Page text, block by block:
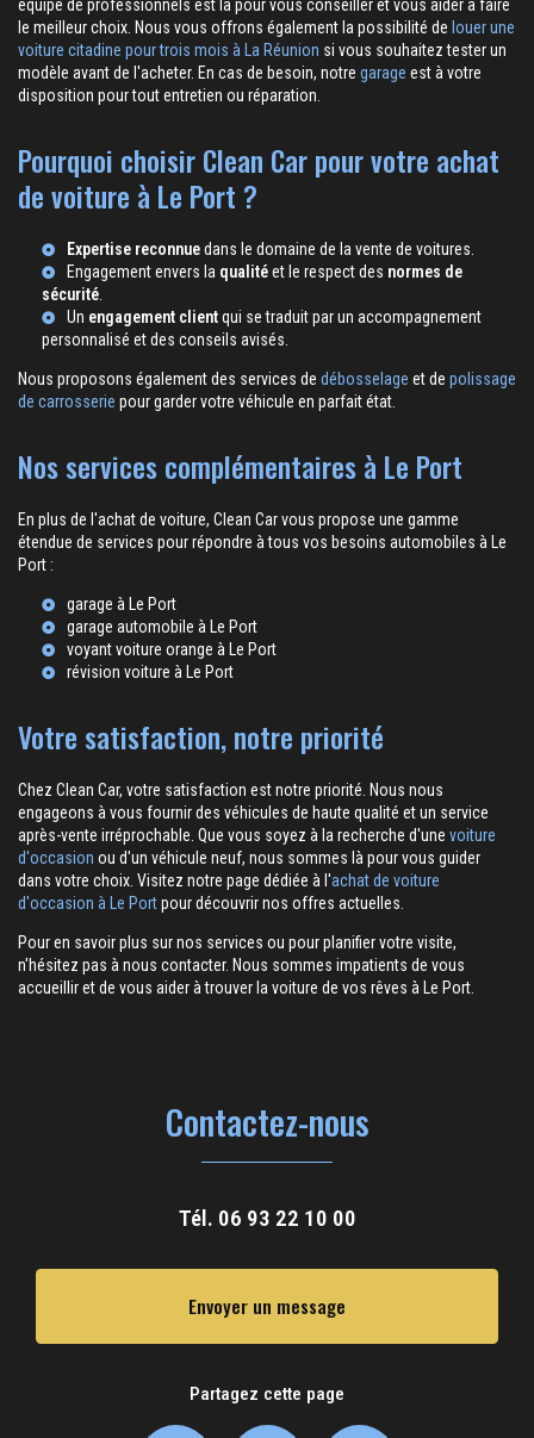
équipe de professionnels est là pour vous conseiller et vous aider à faire
le meilleur choix. Nous vous offrons également la possibilité de louer une
voiture citadine pour trois mois à La Réunion si vous souhaitez tester un
modèle avant de l'acheter. En cas de besoin, notre garage est à votre
disposition pour tout entretien ou réparation.
Pourquoi choisir Clean Car pour votre achat
de voiture à Le Port ?
Expertise reconnuedans le domaine de la vente de voitures.
Engagement envers la qualitéet le respect des normes de
sécurité
Un engagement clientqui se traduit par un accompagnement
personnalisé et des conseils avisés.
Nous proposons également des services de débosselage et de polissage
de carrosserie pour garder votre véhicule en parfait état.
Nos services complémentaires à Le Port
En plus de l'achat de voiture, Clean Car vous propose une gamme
étendue de services pour répondre à tous vos besoins automobiles à Le
Port :
garage à Le Port
garage automobile à Le Port
voyant voiture orange à Le Port
révision voiture à Le Port
Votre satisfaction, notre priorité
Chez Clean Car, votre satisfaction est notre priorité. Nous nous
engageons à vous fournir des véhicules de haute qualité et un service
après-vente irréprochable. Que vous soyez à la recherche d'une voiture
d'occasion ou d'un véhicule neuf, nous sommes là pour vous guider
dans votre choix. Visitez notre page dédiée à l'achat de voiture
d'occasion à Le Portpour découvrir nos offres actuelles.
Pour en savoir plus sur nos services ou pour planifier votre visite,
n'hésitez pas à nous contacter. Nous sommes impatients de vous
accueillir et de vous aider à trouver la voiture de vos rêves à Le Port.
Contactez-nous
Tél. 06 93 22 10 00
Envoyer un message
Partagez cette page